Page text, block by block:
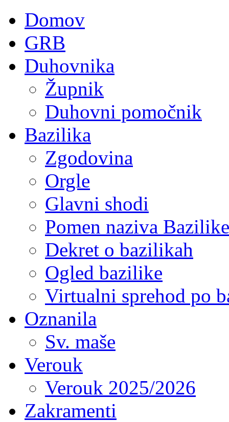
Domov
GRB
Duhovnika
Župnik
Duhovni pomočnik
Bazilika
Zgodovina
Orgle
Glavni shodi
Pomen naziva Bazilike
Dekret o bazilikah
Ogled bazilike
Virtualni sprehod po
Oznanila
Sv. maše
Verouk
Verouk 2025/2026
Zakramenti